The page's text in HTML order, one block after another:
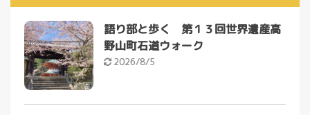
語り部と歩く 第１３回世界遺産高
野山町石道ウォーク
2026/8/5